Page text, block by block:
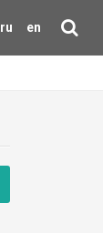
ru en